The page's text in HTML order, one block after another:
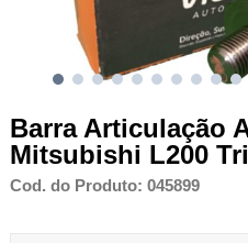
Barra Articulação
Mitsubishi L200
Cod. do Produto: 045899